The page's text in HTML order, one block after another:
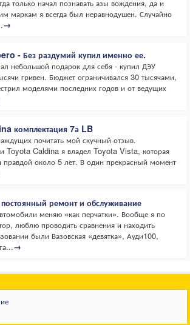
только начал познавать азы вождения, да и
маркам я всегда был неравнодушен. Случайно
→
- Без раздумий купил именно ее.
небольшой подарок для себя - купил ДЭУ
гривен. Бюджет ограничивался 30 тысячами,
моделями последних годов и от ведущих
комплектация 7а LB
почитать мой скучный отзыв.
Toyota Caldina я владел Toyota Vista, которая
около 5 лет. В один прекрасный момент
ремонт и обслуживание
меняю «как перчатки». Вообще я по
люблю проводить сравнения и находить
были Вазовская «девятка», Ауди100,
→